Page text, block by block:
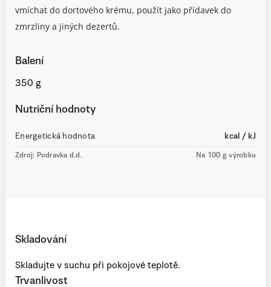
vmíchat do dortového krému, použít jako přídavek do
zmrzliny a jiných dezertů.
Balení
350 g
Nutriční hodnoty
Energetická hodnota kcal / kJ
Zdroj: Podravka d.d. Na 100 g výrobku
Skladování
Skladujte v suchu při pokojové teplotě.
Trvanlivost